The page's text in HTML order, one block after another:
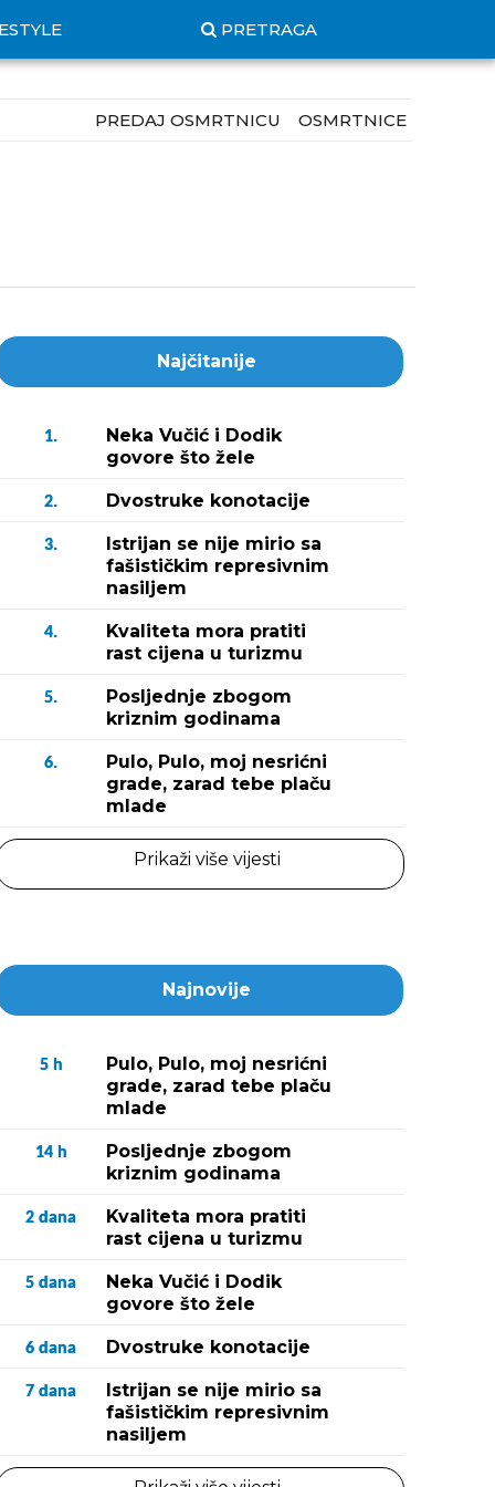
PRETRAGA
PREDAJ OSMRTNICU OSMRTNICE
Najčitanije
1.
Neka Vučić i Dodik
govore što žele
2. Dvostruke konotacije
3.
Istrijan se nije mirio sa
fašističkim represivnim
nasiljem
4.
Kvaliteta mora pratiti
rast cijena u turizmu
5.
Posljednje zbogom
kriznim godinama
6.
Pulo, Pulo, moj nesrićni
grade, zarad tebe plaču
mlade
Prikaži više vijesti
Najnovije
5 h
Pulo, Pulo, moj nesrićni
grade, zarad tebe plaču
mlade
14 h
Posljednje zbogom
kriznim godinama
2 dana
Kvaliteta mora pratiti
rast cijena u turizmu
5 dana
Neka Vučić i Dodik
govore što žele
6 dana Dvostruke konotacije
7 dana
Istrijan se nije mirio sa
fašističkim represivnim
nasiljem